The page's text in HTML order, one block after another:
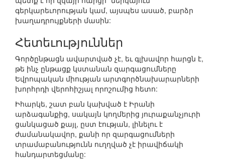
գերկարեւորության կամ, այսպես ասած, բարձր
խաղադրույքների մասին:
Հետեւություններ
Գործընթացն ավարտված չէ, եւ գլխավոր հարցն է,
թե ինչ ընթացք կստանան զարգացումները
Եվրոպական միության արտգործնախարարների
խորհրդի վերոհիշյալ որոշումից հետո:
Իհարկե, շատ բան կախված է Իրանի
արձագանքից, սակայն կողմերից յուրաքանչյուրի
ցանկացած քայլ, ըստ էության, լինելու է
ժամանակավոր, քանի որ զարգացումների
տրամաբանությունն ուղղված չէ իրավիճակի
հանդարտեցմանը: